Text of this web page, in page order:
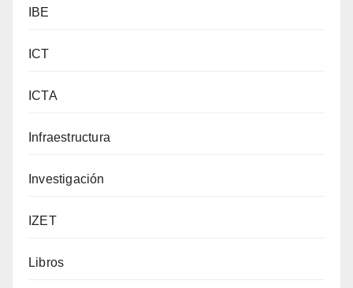
IBE
ICT
ICTA
Infraestructura
Investigación
IZET
Libros